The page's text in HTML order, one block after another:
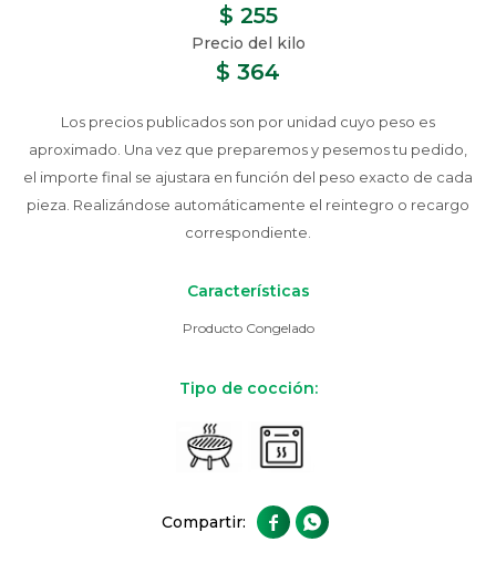
$ 364
$ 255
Los precios publicados son por unidad cuyo peso es
aproximado. Una vez que preparemos y pesemos tu pedido,
el importe final se ajustara en función del peso exacto de cada
pieza. Realizándose automáticamente el reintegro o recargo
correspondiente.
Características
Producto Congelado
Tipo de cocción:
 